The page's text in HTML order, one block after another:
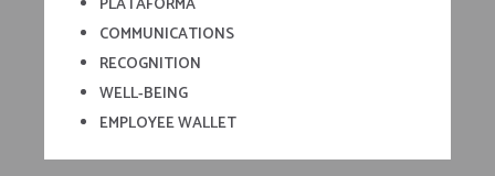
COMMUNICATIONS
RECOGNITION
WELL-BEING
EMPLOYEE WALLET